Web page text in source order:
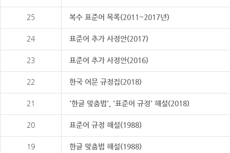
25 복수 표준어 목록(2011~2017년)
24 표준어 추가 사정안(2017)
23 표준어 추가 사정안(2016)
22 한국 어문 규정집(2018)
21 '한글 맞춤법', '표준어 규정' 해설(2018)
20 표준어 규정 해설(1988)
19 한글 맞춤법 해설(1988)